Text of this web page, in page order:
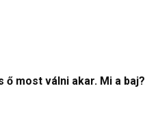
most válni akar. Mi a baj?